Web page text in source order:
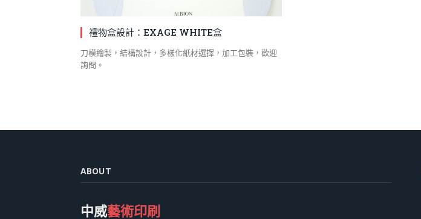
禮物盒設計：EXAGE WHITE盒
刀模繪製，結構設計，多樣化紙材選擇，加工包裝，歡迎
詢問。
ABOUT
中威藝術印刷